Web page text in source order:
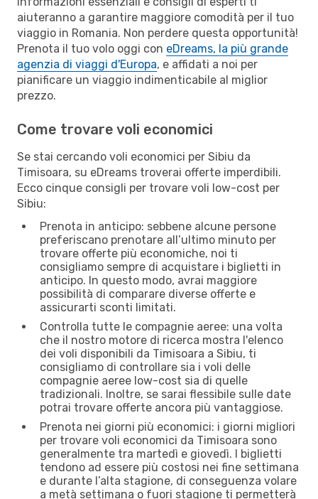
aiuteranno a garantire maggiore comodità per il tuo
viaggio in Romania. Non perdere questa opportunità!
Prenota il tuo volo oggi con eDreams, la più grande
agenzia di viaggi d'Europa, e affidati a noi per
pianificare un viaggio indimenticabile al miglior
prezzo.
Come trovare voli economici
Se stai cercando voli economici per Sibiu da
Timisoara, su eDreams troverai offerte imperdibili.
Ecco cinque consigli per trovare voli low-cost per
Sibiu:
Prenota in anticipo: sebbene alcune persone
preferiscano prenotare all’ultimo minuto per
trovare offerte più economiche, noi ti
consigliamo sempre di acquistare i biglietti in
anticipo. In questo modo, avrai maggiore
possibilità di comparare diverse offerte e
assicurarti sconti limitati.
Controlla tutte le compagnie aeree: una volta
che il nostro motore di ricerca mostra l'elenco
dei voli disponibili da Timisoara a Sibiu, ti
consigliamo di controllare sia i voli delle
compagnie aeree low-cost sia di quelle
tradizionali. Inoltre, se sarai flessibile sulle date
potrai trovare offerte ancora più vantaggiose.
Prenota nei giorni più economici: i giorni migliori
per trovare voli economici da Timisoara sono
generalmente tra martedì e giovedì. I biglietti
tendono ad essere più costosi nei fine settimana
e durante l’alta stagione, di conseguenza volare
a metà settimana o fuori stagione ti permetterà